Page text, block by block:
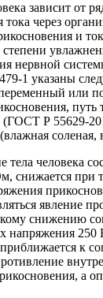
зависит от
через
и
степени
нервной
1 указаны
или
путь
(ГОСТ Р 55629-
соленая,
тела человека
снижается при
явление
снижению
напряжения
к
а